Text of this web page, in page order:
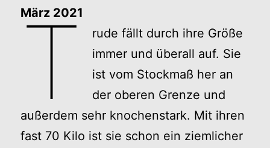
März 2021
T
rude fällt durch ihre Größe
immer und überall auf. Sie
ist vom Stockmaß her an
der oberen Grenze und
außerdem sehr knochenstark. Mit ihren
fast 70 Kilo ist sie schon ein ziemlicher